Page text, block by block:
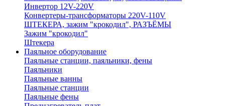
Инвертор 12V-220V
Конвертеры-трансформаторы 220V-110V
ШТЕКЕРА, зажим "крокодил", РАЗЪЁМЫ
Зажим "крокодил"
Штекера
Паяльное оборудование
Паяльные станции, паяльники, фены
Паяльники
Паяльные ванны
Паяльные станции
Паяльные фены